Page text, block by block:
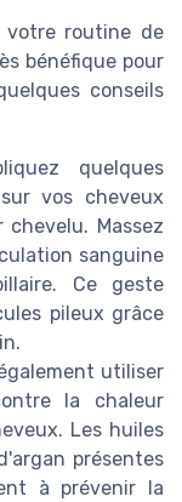
votre routine de
bénéfique pour
conseils
quelques
vos cheveux
Massez
sanguine
Ce geste
pileux grâce
utiliser
la chaleur
Les huiles
présentes
à prévenir la